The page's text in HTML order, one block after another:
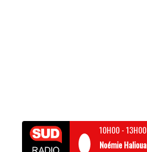
10H00-13H00
Noémie Halioua